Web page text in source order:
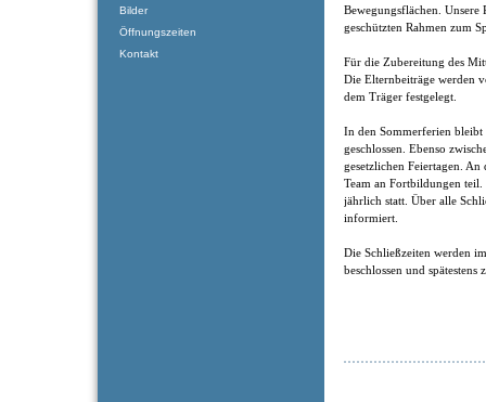
Bewegungsflächen.
geschützten Rahmen zum
Für die Zubereitung des
Die Elternbeiträge werden
dem Träger festgelegt.
In den Sommerferien bleibt
geschlossen. Ebenso
gesetzlichen Feiertagen.
Team an Fortbildungen
jährlich statt. Über alle
informiert.
Die Schließzeiten werden
beschlossen und
Bilder
Öffnungszeiten
Kontakt